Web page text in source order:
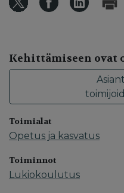
Kehittämiseen ovat
Toimialat
Opetus ja kasvatus
Toiminnot
Lukiokoulutus